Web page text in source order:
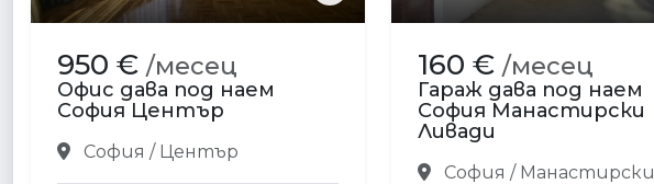
950 € /месец
Офис дава под наем
София Център
София / Център
160 € /месец
Гараж дава под наем
София Манастирски
Ливади
София / Манастирски